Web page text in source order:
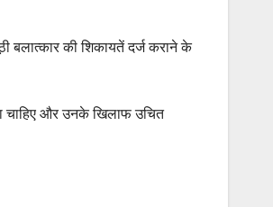
बलात्कार की शिकायतें दर्ज कराने के
चाहिए और उनके खिलाफ उचित